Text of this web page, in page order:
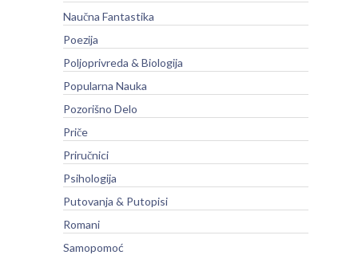
Naučna Fantastika
Poezija
Poljoprivreda & Biologija
Popularna Nauka
Pozorišno Delo
Priče
Priručnici
Psihologija
Putovanja & Putopisi
Romani
Samopomoć